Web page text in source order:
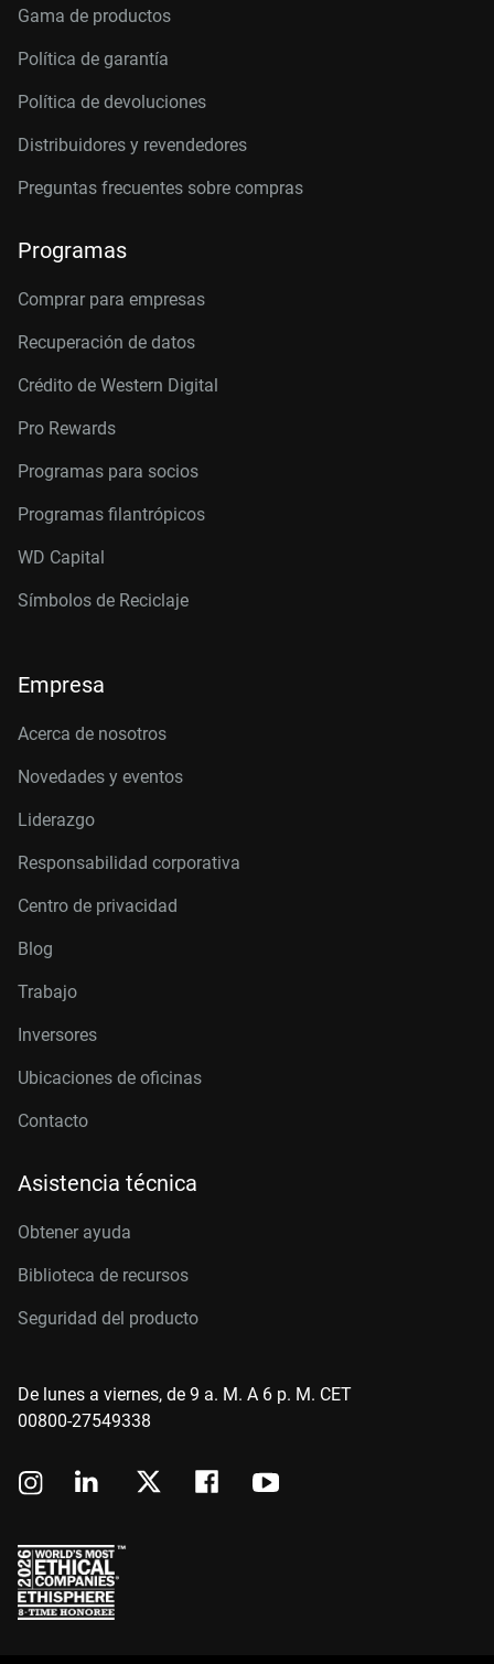
Gama de productos
Política de garantía
Política de devoluciones
Distribuidores y revendedores
Preguntas frecuentes sobre compras
Programas
Comprar para empresas
Recuperación de datos
Crédito de Western Digital
Pro Rewards
Programas para socios
Programas filantrópicos
WD Capital
Símbolos de Reciclaje
Empresa
Acerca de nosotros
Novedades y eventos
Liderazgo
Responsabilidad corporativa
Centro de privacidad
Blog
Trabajo
Inversores
Ubicaciones de oficinas
Contacto
Asistencia técnica
Obtener ayuda
Biblioteca de recursos
Seguridad del producto
De lunes a viernes, de 9 a. M. A 6 p. M. CET
00800-27549338